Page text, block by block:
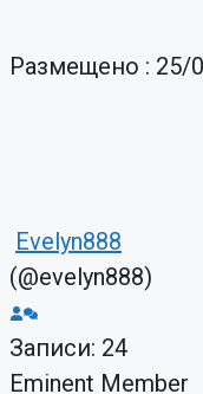
Размещено : 25/
Evelyn888
(@evelyn888)
Записи: 24
Eminent Member